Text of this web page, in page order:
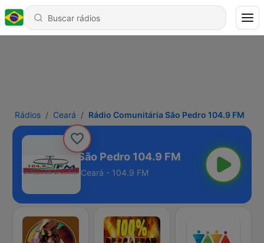
Rádios Ceará Rádio Comunitária São Pedro 104.9 FM
Comunitária São Pedro 104.9 FM
Ceará - 104.9 FM